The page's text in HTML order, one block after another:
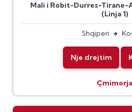
Mali i Robit-Durres-
(Linja 1)
Shqiperi
Nje drejtim
Çmimorja